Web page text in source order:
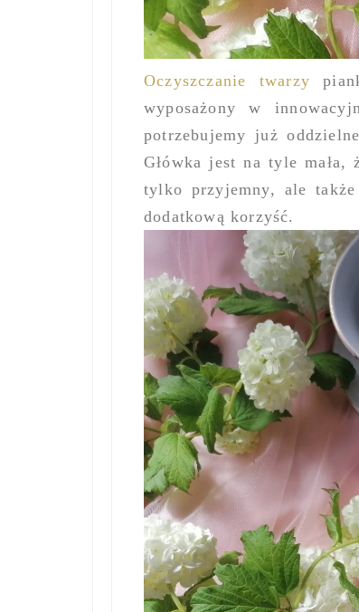
Oczyszczanie twarzy
wyposażony w
potrzebujemy już
Główka jest na tyle
tylko przyjemny, ale
dodatkową korzyść.